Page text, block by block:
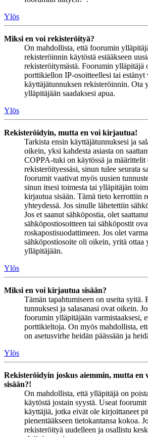
Ylös
Miksi en voi rekisteröityä?
On mahdollista, että foorumin
rekisteröinnin käytöstä estääkseen
rekisteröitymästä. Foorumin ylläpitäjä
porttikiellon IP-osoitteellesi tai estänyt
käyttäjätunnuksen rekisteröinnin. Ota
ylläpitäjään saadaksesi apua.
Ylös
Rekisteröidyin, mutta en voi kirjautua!
Tarkista ensin käyttäjätunnuksesi ja
oikein, yksi kahdesta asiasta on
COPPA-tuki on käytössä ja
rekisteröityessäsi, sinun tulee seurata
foorumit vaativat myös uusien
sinun itsesi toimesta tai ylläpitäjän
kirjautua sisään. Tämä tieto kerrottiin
yhteydessä. Jos sinulle lähetettiin
Jos et saanut sähköpostia, olet
sähköpostiosoitteen tai sähköpostit
roskapostisuodattimeen. Jos olet
sähköpostiosoite oli oikein, yritä ottaa
ylläpitäjään.
Ylös
Miksi en voi kirjautua sisään?
Tämän tapahtumiseen on useita syitä.
tunnuksesi ja salasanasi ovat oikein.
foorumin ylläpitäjään varmistaaksesi,
porttikieltoja. On myös mahdollista,
on asetusvirhe heidän päässään ja
Ylös
Rekisteröidyin joskus aiemmin, mutta en
sisään?!
On mahdollista, että ylläpitäjä on
käytöstä jostain syystä. Useat
käyttäjiä, jotka eivät ole kirjoittaneet
pienentääkseen tietokantansa kokoa.
rekisteröityä uudelleen ja osallistu